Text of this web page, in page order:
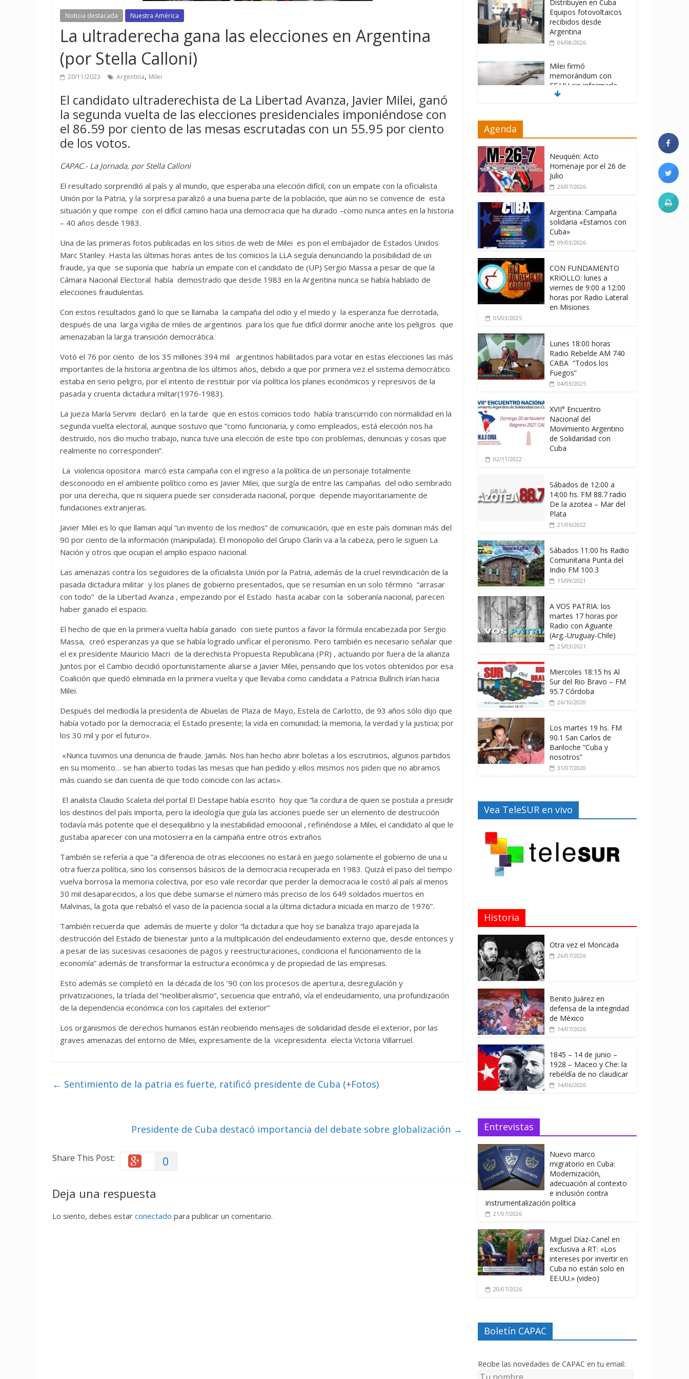
Noticia destacada Nuestra América
La ultraderecha gana las elecciones en Argentina
(por Stella Calloni)
20/11/2023 Argentina, Milei
El candidato ultraderechista de La Libertad Avanza, Javier Milei, ganó
la segunda vuelta de las elecciones presidenciales imponiéndose con
el 86.59 por ciento de las mesas escrutadas con un 55.95 por ciento
de los votos.
CAPAC.- La Jornada, por Stella Calloni
El resultado sorprendió al país y al mundo, que esperaba una elección difícil, con un empate con la oficialista
Unión por la Patria, y la sorpresa paralizó a una buena parte de la población, que aún no se convence de esta
situación y que rompe con el difícil camino hacia una democracia que ha durado –como nunca antes en la historia
– 40 años desde 1983.
Una de las primeras fotos publicadas en los sitios de web de Milei es pon el embajador de Estados Unidos
Marc Stanley. Hasta las últimas horas antes de los comicios la LLA seguía denunciando la posibilidad de un
fraude, ya que se suponía que habría un empate con el candidato de (UP) Sergio Massa a pesar de que la
Cámara Nacional Electoral había demostrado que desde 1983 en la Argentina nunca se había hablado de
elecciones fraudulentas.
Con estos resultados ganó lo que se llamaba la campaña del odio y el miedo y la esperanza fue derrotada,
después de una larga vigilia de miles de argentinos para los que fue difícil dormir anoche ante los peligros que
amenazaban la larga transición democrática.
Votó el 76 por ciento de los 35 millones 394 mil argentinos habilitados para votar en estas elecciones las más
importantes de la historia argentina de los últimos años, debido a que por primera vez el sistema democrático
estaba en serio peligro, por el intento de restituir por vía política los planes económicos y represivos de la
pasada y cruenta dictadura miltar(1976-1983).
La jueza María Servini declaró en la tarde que en estos comicios todo había transcurrido con normalidad en la
segunda vuelta electoral, aunque sostuvo que “como funcionaria, y como empleados, está elección nos ha
destruido, nos dio mucho trabajo, nunca tuve una elección de este tipo con problemas, denuncias y cosas que
realmente no corresponden”.
La violencia opositora marcó esta campaña con el ingreso a la política de un personaje totalmente
desconocido en el ambiente político como es Javier Milei, que surgía de entre las campañas del odio sembrado
por una derecha, que ni siquiera puede ser considerada nacional, porque depende mayoritariamente de
fundaciones extranjeras.
Javier Milei es lo que llaman aquí “un invento de los medios” de comunicación, que en este país dominan más del
90 por ciento de la información (manipulada). El monopolio del Grupo Clarín va a la cabeza, pero le siguen La
Nación y otros que ocupan el amplio espacio nacional.
Las amenazas contra los seguidores de la oficialista Unión por la Patria, además de la cruel reivindicación de la
pasada dictadura militar y los planes de gobierno presentados, que se resumían en un solo término “arrasar
con todo” de la Libertad Avanza , empezando por el Estado hasta acabar con la soberanía nacional, parecen
haber ganado el espacio.
El hecho de que en la primera vuelta había ganado con siete puntos a favor la fórmula encabezada por Sergio
Massa, creó esperanzas ya que se había logrado unificar el peronismo. Pero también es necesario señalar que
el ex presidente Mauricio Macri de la derechista Propuesta Republicana (PR) , actuando por fuera de la alianza
Juntos por el Cambio decidió oportunistamente aliarse a Javier Milei, pensando que los votos obtenidos por esa
Coalición que quedó eliminada en la primera vuelta y que llevaba como candidata a Patricia Bullrich irían hacia
Milei.
Después del mediodía la presidenta de Abuelas de Plaza de Mayo, Estela de Carlotto, de 93 años sólo dijo que
había votado por la democracia; el Estado presente; la vida en comunidad; la memoria, la verdad y la justicia; por
los 30 mil y por el futuro».
«Nunca tuvimos una denuncia de fraude. Jamás. Nos han hecho abrir boletas a los escrutinios, algunos partidos
en su momento… se han abierto todas las mesas que han pedido y ellos mismos nos piden que no abramos
más cuando se dan cuenta de que todo coincide con las actas».
El analista Claudio Scaleta del portal El Destape había escrito hoy que “la cordura de quien se postula a presidir
los destinos del país importa, pero la ideología que guía las acciones puede ser un elemento de destrucción
todavía más potente que el desequilibrio y la inestabilidad emocional , refiriéndose a Milei, el candidato al que le
gustaba aparecer con una motosierra en la campaña entre otros extraños
También se refería a que “a diferencia de otras elecciones no estará en juego solamente el gobierno de una u
otra fuerza política, sino los consensos básicos de la democracia recuperada en 1983. Quizá el paso del tiempo
vuelva borrosa la memoria colectiva, por eso vale recordar que perder la democracia le costó al país al menos
30 mil desaparecidos, a los que debe sumarse el número más preciso de los 649 soldados muertos en
Malvinas, la gota que rebalsó el vaso de la paciencia social a la última dictadura iniciada en marzo de 1976”.
También recuerda que además de muerte y dolor “la dictadura que hoy se banaliza trajo aparejada la
destrucción del Estado de bienestar junto a la multiplicación del endeudamiento externo que, desde entonces y
a pesar de las sucesivas cesaciones de pagos y reestructuraciones, condiciona el funcionamiento de la
economía” además de transformar la estructura económica y de propiedad de las empresas.
Esto además se completó en la década de los ’90 con los procesos de apertura, desregulación y
privatizaciones, la tríada del “neoliberalismo”, secuencia que entrañó, vía el endeudamiento, una profundización
de la dependencia económica con los capitales del exterior”
Los organismos de derechos humanos están recibiendo mensajes de solidaridad desde el exterior, por las
graves amenazas del entorno de Milei, expresamente de la vicepresidenta electa Victoria Villarruel.
← Sentimiento de la patria es fuerte, ratificó presidente de Cuba (+Fotos)
Presidente de Cuba destacó importancia del debate sobre globalización →
Share This Post: 0
Deja una respuesta
Lo siento, debes estar conectado para publicar un comentario.
Distribuyen en Cuba
Equipos fotovoltaicos
recibidos desde
Argentina
06/08/2026
Milei firmó
memorándum con
EE.UU sin informarlo
04/08/2026
EEUU contra Cuba
cooperación militar con
Rusia y China
06/08/2026
Agenda
Neuquén: Acto
Homenaje por el 26 de
Julio
26/07/2026
Argentina: Campaña
solidaria «Estamos con
Cuba»
09/03/2026
CON FUNDAMENTO
KRIOLLO: lunes a
viernes de 9:00 a 12:00
horas por Radio Lateral
en Misiones
05/03/2025
Lunes 18:00 horas
Radio Rebelde AM 740
CABA “Todos los
Fuegos”
04/03/2025
XVII° Encuentro
Nacional del
Movimiento Argentino
de Solidaridad con
Cuba
02/11/2022
Sábados de 12:00 a
14;00 hs. FM 88.7 radio
De la azotea – Mar del
Plata
21/06/2022
Sábados 11:00 hs Radio
Comunitaria Punta del
Indio FM 100.3
15/09/2021
A VOS PATRIA: los
martes 17 horas por
Radio con Aguante
(Arg.-Uruguay-Chile)
25/03/2021
Miercoles 18:15 hs Al
Sur del Rio Bravo – FM
95.7 Córdoba
26/10/2020
Los martes 19 hs. FM
90.1 San Carlos de
Bariloche “Cuba y
nosotros”
31/07/2020
Vea TeleSUR en vivo
Historia
Otra vez el Moncada
26/07/2026
Benito Juárez en
defensa de la integridad
de México
14/07/2026
1845 – 14 de junio –
1928 – Maceo y Che: la
rebeldía de no claudicar
14/06/2026
Entrevistas
Nuevo marco
migratorio en Cuba:
Modernización,
adecuación al contexto
e inclusión contra
instrumentalización política
21/07/2026
Miguel Díaz-Canel en
exclusiva a RT: «Los
intereses por invertir en
Cuba no están solo en
EE.UU.» (video)
20/07/2026
Boletín CAPAC
Recibe las novedades de CAPAC en tu email: